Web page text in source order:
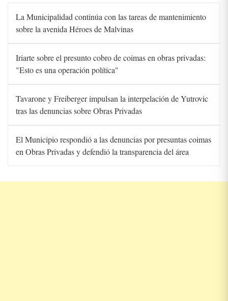
La Municipalidad continúa con las tareas de mantenimiento
sobre la avenida Héroes de Malvinas
Iriarte sobre el presunto cobro de coimas en obras privadas:
"Esto es una operación política"
Tavarone y Freiberger impulsan la interpelación de Yutrovic
tras las denuncias sobre Obras Privadas
El Municipio respondió a las denuncias por presuntas coimas
en Obras Privadas y defendió la transparencia del área